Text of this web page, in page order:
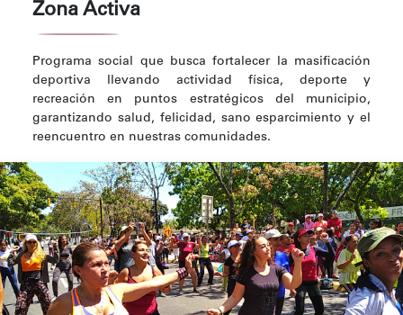
Zona Activa
Programa social que busca fortalecer la masificación
deportiva llevando actividad física, deporte y
recreación en puntos estratégicos del municipio,
garantizando salud, felicidad, sano esparcimiento y el
reencuentro en nuestras comunidades.